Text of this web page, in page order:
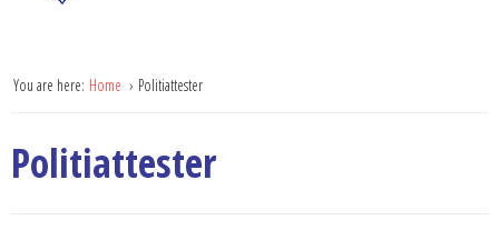
You are here: Home Politiattester
Politiattester